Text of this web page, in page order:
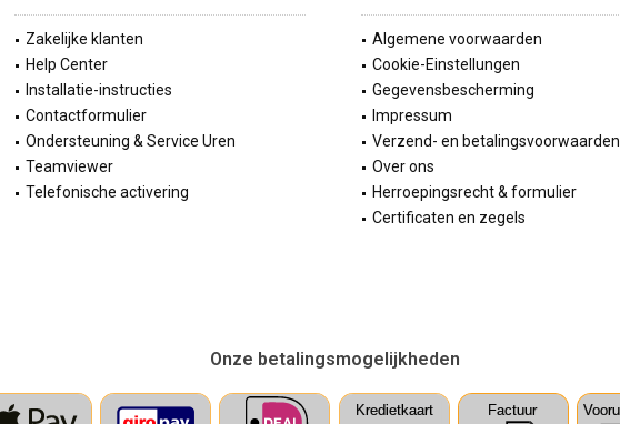
Zakelijke klanten
Help Center
Installatie-instructies
Contactformulier
Ondersteuning & Service Uren
Teamviewer
Telefonische activering
Algemene voorwaarden
Cookie-Einstellungen
Gegevensbescherming
Impressum
Verzend- en betalingsvoorwaarden
Over ons
Herroepingsrecht & formulier
Certificaten en zegels
Onze betalingsmogelijkheden